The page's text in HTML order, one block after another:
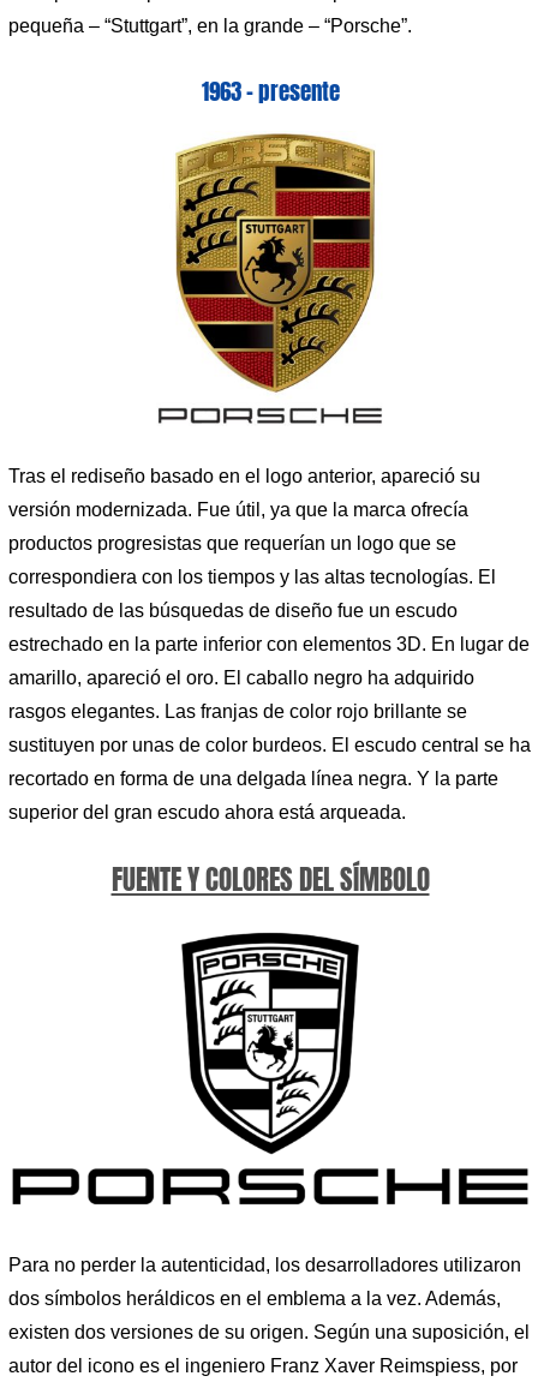
pequeña – “Stuttgart”, en la grande – “Porsche”.
1963 – presente
Tras el rediseño basado en el logo anterior, apareció su
versión modernizada. Fue útil, ya que la marca ofrecía
productos progresistas que requerían un logo que se
correspondiera con los tiempos y las altas tecnologías. El
resultado de las búsquedas de diseño fue un escudo
estrechado en la parte inferior con elementos 3D. En lugar de
amarillo, apareció el oro. El caballo negro ha adquirido
rasgos elegantes. Las franjas de color rojo brillante se
sustituyen por unas de color burdeos. El escudo central se ha
recortado en forma de una delgada línea negra. Y la parte
superior del gran escudo ahora está arqueada.
FUENTE Y COLORES DEL SÍMBOLO
Para no perder la autenticidad, los desarrolladores utilizaron
dos símbolos heráldicos en el emblema a la vez. Además,
existen dos versiones de su origen. Según una suposición, el
autor del icono es el ingeniero Franz Xaver Reimspiess, por